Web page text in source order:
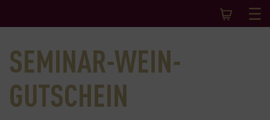
SEMINAR-WEIN-
GUTSCHEIN